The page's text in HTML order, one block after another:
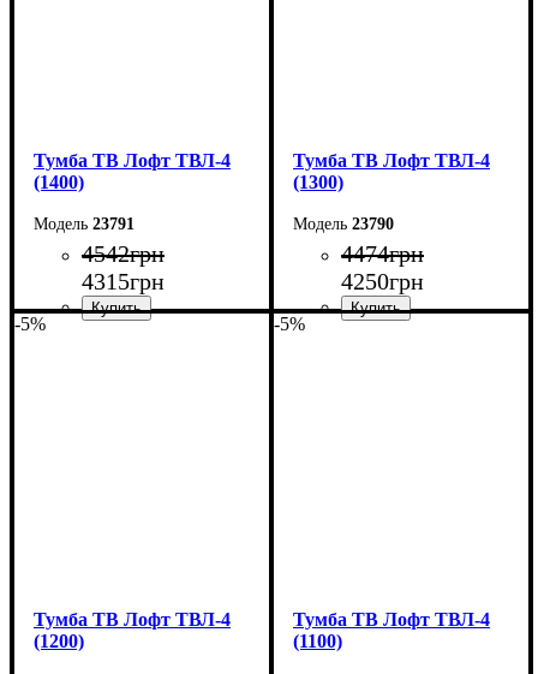
Тумба ТВ Лофт ТВЛ-4
(1400)
23791
4542грн
4315грн
Тумба ТВ Лофт ТВЛ-4
(1300)
23790
4474грн
4250грн
-5%
Тумба ТВ Лофт ТВЛ-4
(1200)
-5%
Тумба ТВ Лофт ТВЛ-4
(1100)